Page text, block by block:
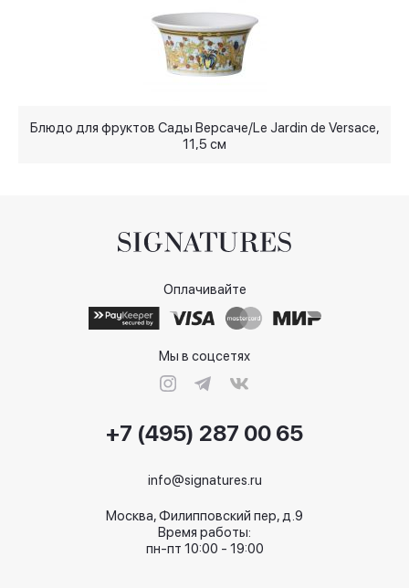
Блюдо для фруктов Сады Версаче/Le Jardin de Versace,
11,5 см
Оплачивайте
Мы в соцсетях
+7 (495) 287 00 65
info@signatures.ru
Москва, Филипповский пер, д.9
Время работы:
пн-пт 10:00 - 19:00